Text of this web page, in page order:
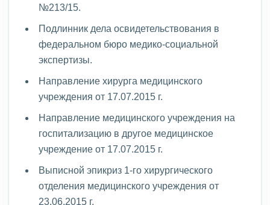
№213/15.
Подлинник дела освидетельствования в
федеральном бюро медико-социальной
экспертизы.
Направление хирурга медицинского
учреждения от 17.07.2015 г.
Направление медицинского учреждения на
госпитализацию в другое медицинское
учреждение от 17.07.2015 г.
Выписной эпикриз 1-го хирургического
отделения медицинского учреждения от
23.06.2015 г.